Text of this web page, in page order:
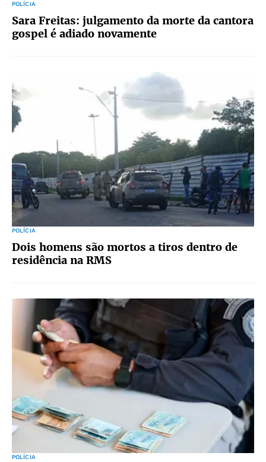
POLÍCIA
Sara Freitas: julgamento da morte da cantora
gospel é adiado novamente
POLÍCIA
Dois homens são mortos a tiros dentro de
residência na RMS
POLÍCIA